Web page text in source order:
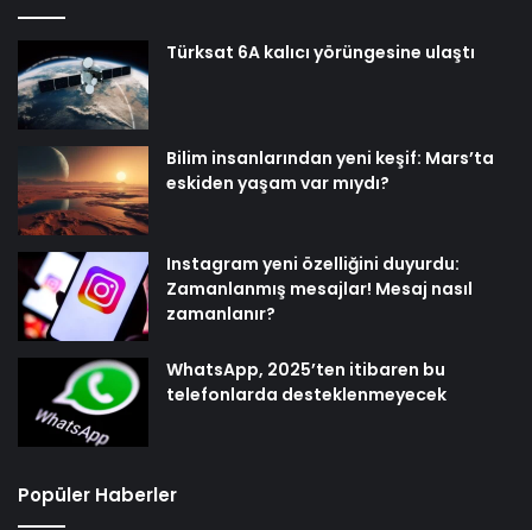
Türksat 6A kalıcı yörüngesine ulaştı
Bilim insanlarından yeni keşif: Mars’ta
eskiden yaşam var mıydı?
Instagram yeni özelliğini duyurdu:
Zamanlanmış mesajlar! Mesaj nasıl
zamanlanır?
WhatsApp, 2025’ten itibaren bu
telefonlarda desteklenmeyecek
Popüler Haberler